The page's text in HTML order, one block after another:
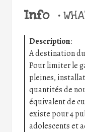
Info •
Description:
A destination
Pour limiter le
pleines,
quantités de
équivalent de
existe pour 4
adolescents et